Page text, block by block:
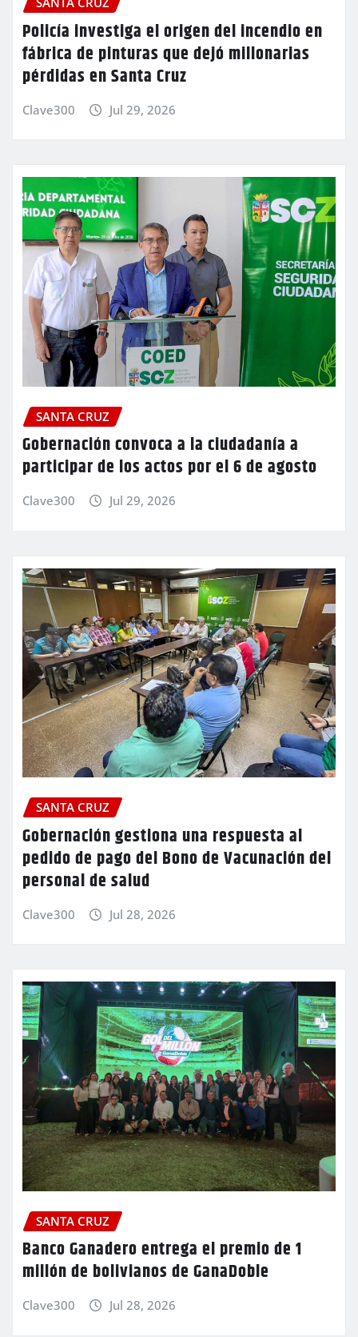
Policía investiga el origen del incendio en
fábrica de pinturas que dejó millonarias
pérdidas en Santa Cruz
Clave300 Jul 29, 2026
SANTA CRUZ
Gobernación convoca a la ciudadanía a
participar de los actos por el 6 de agosto
Clave300 Jul 29, 2026
SANTA CRUZ
Gobernación gestiona una respuesta al
pedido de pago del Bono de Vacunación del
personal de salud
Clave300 Jul 28, 2026
SANTA CRUZ
Banco Ganadero entrega el premio de 1
millón de bolivianos de GanaDoble
Clave300 Jul 28, 2026